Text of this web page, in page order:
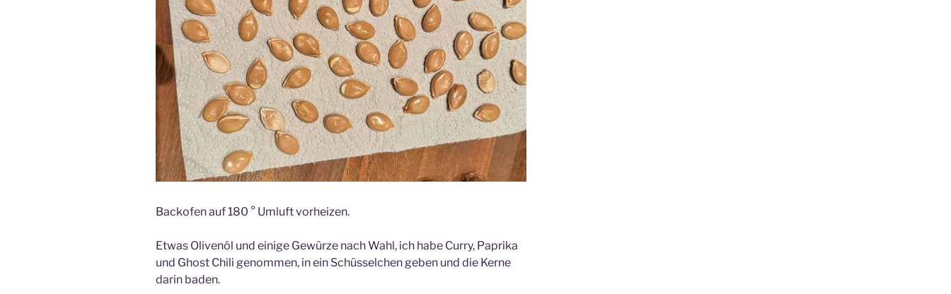
Backofen auf 180 ° Umluft vorheizen.
Etwas Olivenöl und einige Gewürze nach Wahl, ich habe Curry, Paprika
und Ghost Chili genommen, in ein Schüsselchen geben und die Kerne
darin baden.